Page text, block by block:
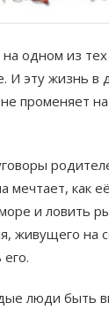
одном из
И эту жизнь в
променяет
мечтает, как
и ловить
живущего на
люди быть